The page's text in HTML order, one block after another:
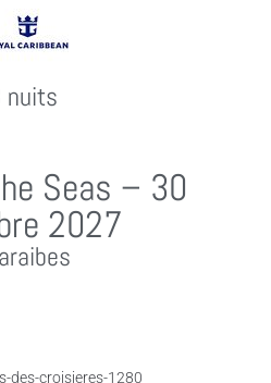
nuits
Seas – 30
2027